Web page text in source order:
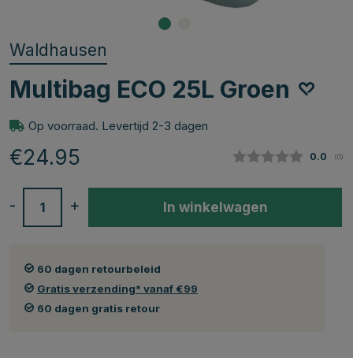
Waldhausen
Multibag ECO 25L Groen
Op voorraad. Levertijd 2-3 dagen
€24.95 0.0 (0)
+
- In winkelwagen
60 dagen retourbeleid
Gratis verzending* vanaf €99
60 dagen gratis retour